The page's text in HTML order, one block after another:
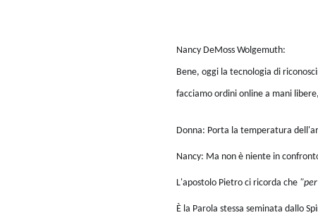
Nancy DeMoss Wolgemuth:
Bene, oggi la tecnologia di
facciamo ordini online a mani
Donna: Porta la temperatura
Nancy: Ma non è niente in
L'apostolo Pietro ci ricorda che
È la Parola stessa seminata dallo